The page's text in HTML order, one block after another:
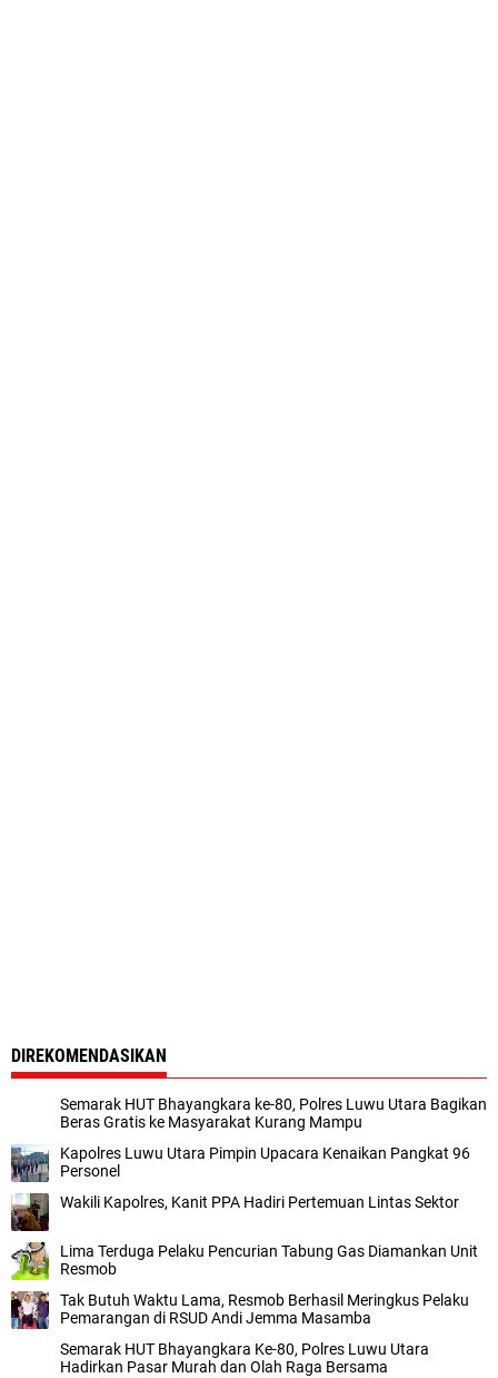
DIREKOMENDASIKAN
Semarak HUT Bhayangkara ke-80, Polres Luwu Utara Bagikan
Beras Gratis ke Masyarakat Kurang Mampu
Kapolres Luwu Utara Pimpin Upacara Kenaikan Pangkat 96
Personel
Wakili Kapolres, Kanit PPA Hadiri Pertemuan Lintas Sektor
Lima Terduga Pelaku Pencurian Tabung Gas Diamankan Unit
Resmob
Tak Butuh Waktu Lama, Resmob Berhasil Meringkus Pelaku
Pemarangan di RSUD Andi Jemma Masamba
Semarak HUT Bhayangkara Ke-80, Polres Luwu Utara
Hadirkan Pasar Murah dan Olah Raga Bersama